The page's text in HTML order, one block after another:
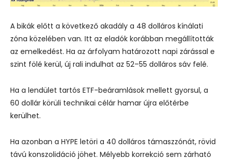
A bikák előtt a következő akadály a 48 dolláros kínálati
zóna közelében van. Itt az eladók korábban megállították
az emelkedést. Ha az árfolyam határozott napi zárással e
szint fölé kerül, új rali indulhat az 52–55 dolláros sáv felé.
Ha a lendület tartós ETF-beáramlások mellett gyorsul, a
60 dollár körüli technikai célár hamar újra előtérbe
kerülhet.
Ha azonban a HYPE letöri a 40 dolláros támaszzónát, rövid
távú konszolidáció jöhet. Mélyebb korrekció sem zárható